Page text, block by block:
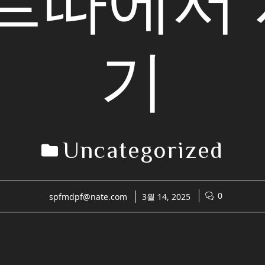
기
Uncategorized
spfmdpf@nate.com 3월 14, 2025 0